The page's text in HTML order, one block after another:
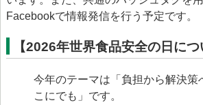
> 調査事業について
データベース等
> 食品安全委員会による評価書・QA等
Facebookで情報発信を行う予定です。
【2026年世界食品安全の日につ
今年のテーマは「負担から解決策
こにでも」です。